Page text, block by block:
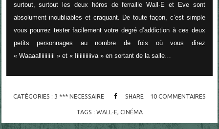
surtout, surtout les deux héros de ferraille Wall-E et Eve sont
absolument inoubliables et craquant. De toute façon, c’est simple
vous pourrez tester facilement votre degré d’addiction à ces deux
petits personnages au nombre de fois où vous direz
« Waaaalliiiiiiiii » et « Iiiiiiiiiiiva » en sortant de la salle…
CATÉGORIES : 3 *** NECESSAIRE SHARE 10 COMMENTAIRES
TAGS : WALL-E, CINÉMA